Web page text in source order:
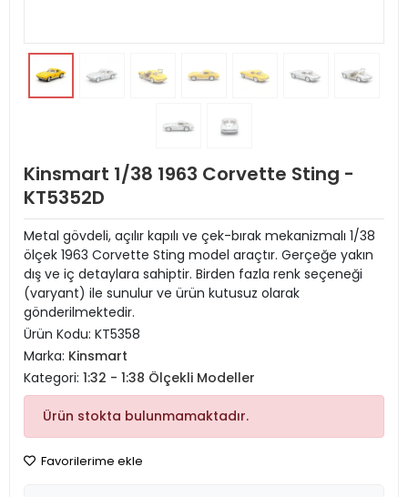
Kinsmart 1/38 1963 Corvette Sting -
KT5352D
Metal gövdeli, açılır kapılı ve çek-bırak mekanizmalı 1/38
ölçek 1963 Corvette Sting model araçtır. Gerçeğe yakın
dış ve iç detaylara sahiptir. Birden fazla renk seçeneği
(varyant) ile sunulur ve ürün kutusuz olarak
gönderilmektedir.
Ürün Kodu: KT5358
Marka: Kinsmart
Kategori: 1:32 - 1:38 Ölçekli Modeller
Ürün stokta bulunmamaktadır.
Favorilerime ekle